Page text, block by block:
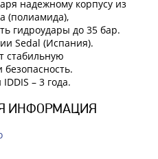
надежному корпусу из
(полиамида),
гидроудары до 35 бар.
Sedal (Испания).
стабильную
– 3 года.
ИНФОРМАЦИЯ